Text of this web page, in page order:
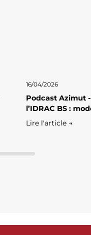
16/04/2026
Podcast Azimut
l’IDRAC BS :
Lire l'article →